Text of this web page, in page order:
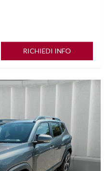
RICHIEDI INFO